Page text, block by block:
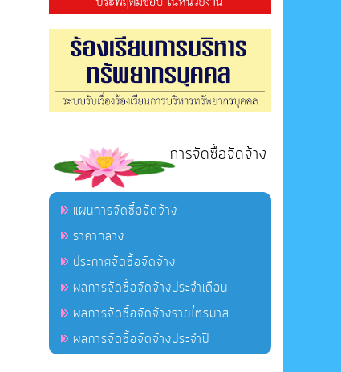
การจัดซื้อจัดจ้าง
แผนการจัดซื้อจัดจ้าง
ราคากลาง
ประกาศจัดซื้อจัดจ้าง
ผลการจัดซื้อจัดจ้างประจำเดือน
ผลการจัดซื้อจัดจ้างรายไตรมาส
ผลการจัดซื้อจัดจ้างประจำปี